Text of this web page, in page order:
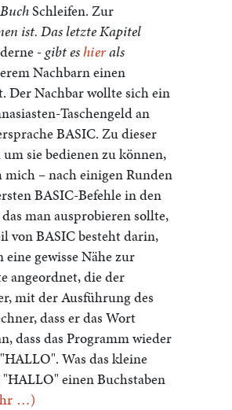
Schleifen. Zur
ist. Das letzte Kapitel
- gibt eshierals
Nachbarn einen
Der Nachbar wollte sich ein
Taschengeld an
BASIC. Zu dieser
sie bedienen zu können,
mich – nach einigen Runden
BASIC-Befehle in den
man ausprobieren sollte,
von BASIC besteht darin,
gewisse Nähe zur
angeordnet, die der
mit der Ausführung des
dass er das Wort
dass das Programm wieder
Was das kleine
einen Buchstaben
…)